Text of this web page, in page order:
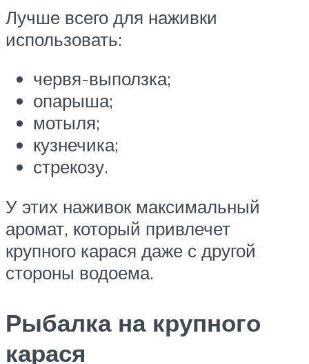
Лучше всего для наживки
использовать:
червя-выползка;
опарыша;
мотыля;
кузнечика;
стрекозу.
У этих наживок максимальный
аромат, который привлечет
крупного карася даже с другой
стороны водоема.
Рыбалка на крупного
карася